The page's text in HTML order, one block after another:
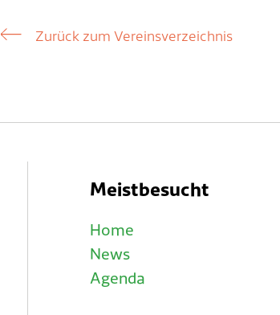
Zurück zum Vereinsverzeichnis
Meistbesucht
Home
News
Agenda